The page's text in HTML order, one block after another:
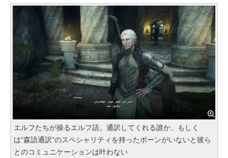
エルフたちが操るエルフ語。通訳してくれる誰か、もしく
は“森語通訳”のスペシャリティを持ったポーンがいないと彼ら
とのコミュニケーションは叶わない